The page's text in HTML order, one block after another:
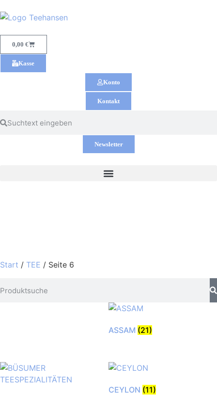
0,00 €
Kasse
Konto
Kontakt
Newsletter
Start / TEE / Seite 6
ASSAM (21)
CEYLON (11)